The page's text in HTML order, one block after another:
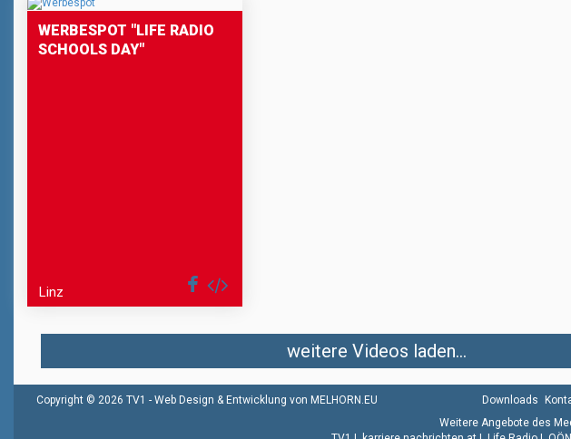
WERBESPOT "LIFE RADIO
SCHOOLS DAY"
Linz
weitere Videos laden...
Copyright © 2026 TV1 - Web Design & Entwicklung von MELHORN.EU Downloads
Weitere Angebote des